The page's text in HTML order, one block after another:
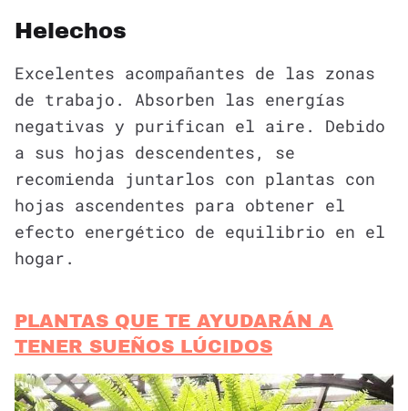
Helechos
Excelentes acompañantes de las zonas
de trabajo. Absorben las energías
negativas y purifican el aire. Debido
a sus hojas descendentes, se
recomienda juntarlos con plantas con
hojas ascendentes para obtener el
efecto energético de equilibrio en el
hogar.
PLANTAS QUE TE AYUDARÁN A
TENER SUEÑOS LÚCIDOS